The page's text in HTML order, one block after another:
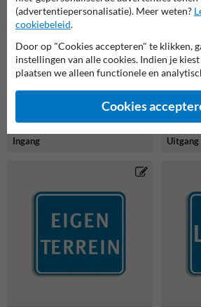
Vlak terreinbord
Ingang
Uitgang
(advertentiepersonalisatie). Meer weten?
cookiebeleid.
Door op "Cookies accepteren" te klikken,
instellingen van alle cookies. Indien je
plaatsen we alleen functionele en
Cookies